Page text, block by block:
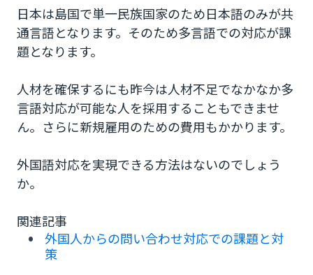
日本は島国で単一民族国家のため日本語のみが共
通言語となります。そのため多言語での対応が課
題となります。
人材を確保するにも昨今は人材不足でなかなか多
言語対応が可能な人を採用することもできませ
ん。さらに新規雇用のための費用もかかります。
外国語対応を実現できる方法はないのでしょう
か。
関連記事
外国人からの問い合わせ対応での課題と対
策